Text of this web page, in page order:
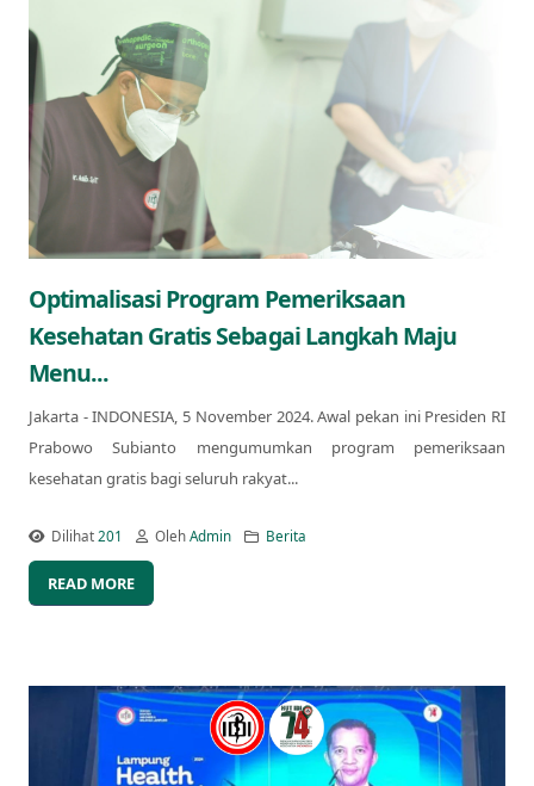
Optimalisasi Program Pemeriksaan
Kesehatan Gratis Sebagai Langkah Maju
Menu...
Jakarta - INDONESIA, 5 November 2024. Awal pekan ini Presiden RI
Prabowo Subianto mengumumkan program pemeriksaan
kesehatan gratis bagi seluruh rakyat...
Dilihat201 OlehAdmin Berita
READ MORE